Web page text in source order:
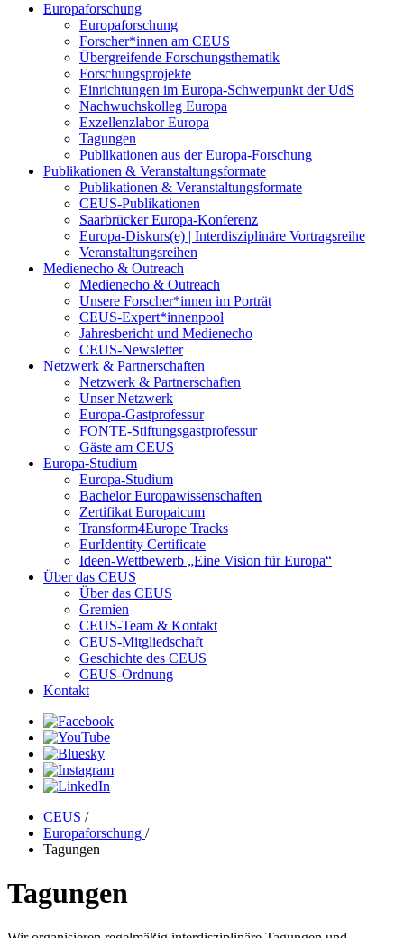
Europaforschung
Europaforschung
Forscher*innen am CEUS
Übergreifende Forschungsthematik
Forschungsprojekte
Einrichtungen im Europa-Schwerpunkt der UdS
Nachwuchskolleg Europa
Exzellenzlabor Europa
Tagungen
Publikationen aus der Europa-Forschung
Publikationen & Veranstaltungsformate
Publikationen & Veranstaltungsformate
CEUS-Publikationen
Saarbrücker Europa-Konferenz
Europa-Diskurs(e) | Interdisziplinäre Vortragsreihe
Veranstaltungsreihen
Medienecho & Outreach
Medienecho & Outreach
Unsere Forscher*innen im Porträt
CEUS-Expert*innenpool
Jahresbericht und Medienecho
CEUS-Newsletter
Netzwerk & Partnerschaften
Netzwerk & Partnerschaften
Unser Netzwerk
Europa-Gastprofessur
FONTE-Stiftungsgastprofessur
Gäste am CEUS
Europa-Studium
Europa-Studium
Bachelor Europawissenschaften
Zertifikat Europaicum
Transform4Europe Tracks
EurIdentity Certificate
Ideen-Wettbewerb „Eine Vision für Europa“
Über das CEUS
Über das CEUS
Gremien
CEUS-Team & Kontakt
CEUS-Mitgliedschaft
Geschichte des CEUS
CEUS-Ordnung
Kontakt
CEUS /
Europaforschung /
Tagungen
Tagungen